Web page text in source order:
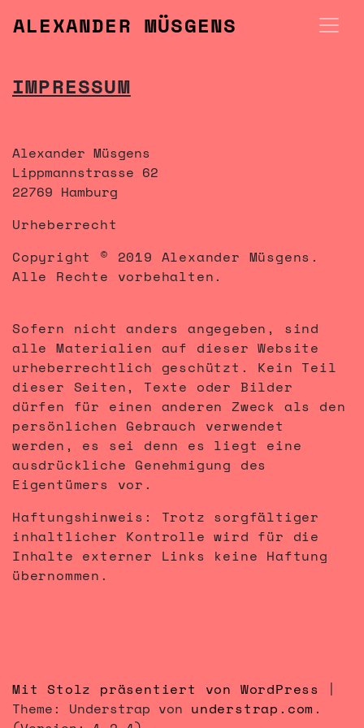
HAUPTNAVIGATION
ALEXANDER MÜSGENS
IMPRESSUM
Alexander Müsgens
Lippmannstrasse 62
22769 Hamburg
Urheberrecht
Copyright © 2019 Alexander Müsgens.
Alle Rechte vorbehalten.
Sofern nicht anders angegeben, sind
alle Materialien auf dieser Website
urheberrechtlich geschützt. Kein Teil
dieser Seiten, Texte oder Bilder
dürfen für einen anderen Zweck als den
persönlichen Gebrauch verwendet
werden, es sei denn es liegt eine
ausdrückliche Genehmigung des
Eigentümers vor.
Haftungshinweis: Trotz sorgfältiger
inhaltlicher Kontrolle wird für die
Inhalte externer Links keine Haftung
übernommen.
Mit Stolz präsentiert von WordPress |
Theme: Understrap von understrap.com .